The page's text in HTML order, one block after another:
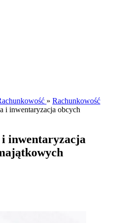
» Rachunkowość
i inwentaryzacja obcych
inwentaryzacja